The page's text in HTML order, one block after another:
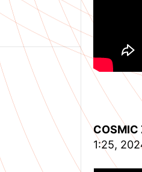
COSMIC
1:25,